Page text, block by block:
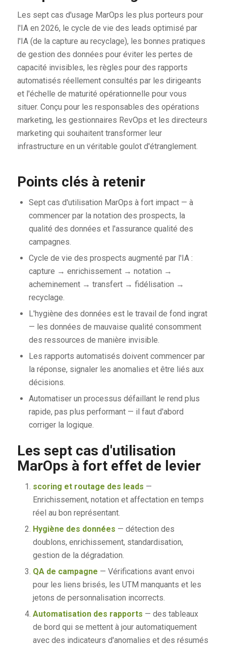
Les sept cas d'usage MarOps les plus porteurs pour
l'IA en 2026, le cycle de vie des leads optimisé par
l'IA (de la capture au recyclage), les bonnes pratiques
de gestion des données pour éviter les pertes de
capacité invisibles, les règles pour des rapports
automatisés réellement consultés par les dirigeants
et l'échelle de maturité opérationnelle pour vous
situer. Conçu pour les responsables des opérations
marketing, les gestionnaires RevOps et les directeurs
marketing qui souhaitent transformer leur
infrastructure en un véritable goulot d'étranglement.
Points clés à retenir
Sept cas d'utilisation MarOps à fort impact — à
commencer par la notation des prospects, la
qualité des données et l'assurance qualité des
campagnes.
Cycle de vie des prospects augmenté par l'IA :
capture → enrichissement → notation →
acheminement → transfert → fidélisation →
recyclage.
L'hygiène des données est le travail de fond ingrat
— les données de mauvaise qualité consomment
des ressources de manière invisible.
Les rapports automatisés doivent commencer par
la réponse, signaler les anomalies et être liés aux
décisions.
Automatiser un processus défaillant le rend plus
rapide, pas plus performant — il faut d'abord
corriger la logique.
Les sept cas d'utilisation
MarOps à fort effet de levier
scoring et routage des leads —
Enrichissement, notation et affectation en temps
réel au bon représentant.
Hygiène des données — détection des
doublons, enrichissement, standardisation,
gestion de la dégradation.
QA de campagne — Vérifications avant envoi
pour les liens brisés, les UTM manquants et les
jetons de personnalisation incorrects.
Automatisation des rapports — des tableaux
de bord qui se mettent à jour automatiquement
avec des indicateurs d'anomalies et des résumés